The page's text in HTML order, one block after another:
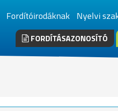
Fordítóirodáknak Nyelvi
FORDÍTÁSAZONOSÍTÓ